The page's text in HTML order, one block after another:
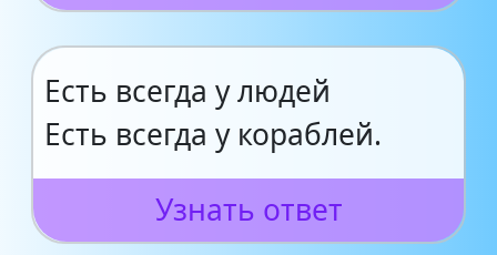
Есть всегда у людей
Есть всегда у кораблей.
Узнать ответ